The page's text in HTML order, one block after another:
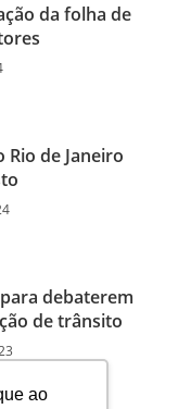
ao
da folha de
Rio de Janeiro
para debaterem
de trânsito